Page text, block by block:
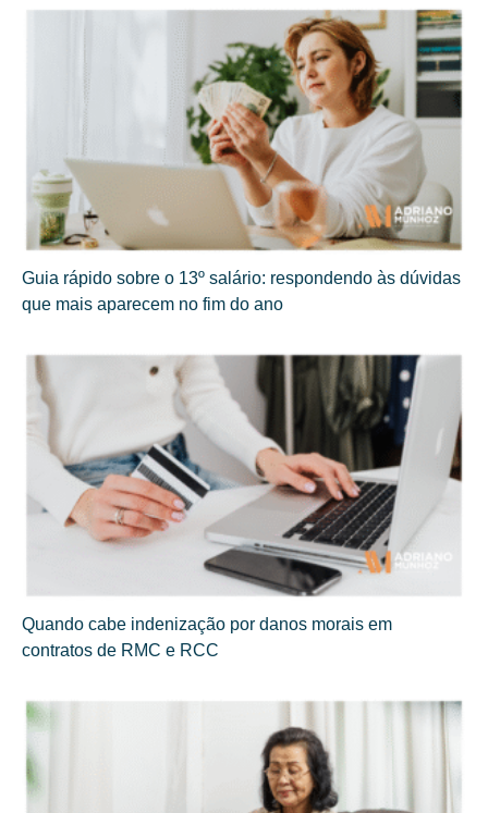
Guia rápido sobre o 13º salário: respondendo às dúvidas
que mais aparecem no fim do ano
Quando cabe indenização por danos morais em
contratos de RMC e RCC